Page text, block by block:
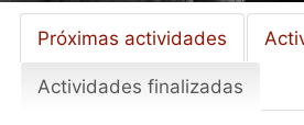
Primary
tabs
Próximas actividades
Actividades finalizadas
activa)